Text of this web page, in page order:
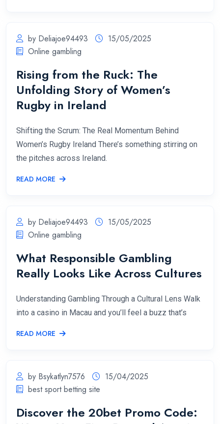
by Deliajoe94493
15/05/2025
Online gambling
Rising from the Ruck: The
Unfolding Story of Women’s
Rugby in Ireland
Shifting the Scrum: The Real Momentum Behind
Women’s Rugby Ireland There’s something stirring on
the pitches across Ireland.
READ MORE
by Deliajoe94493
15/05/2025
Online gambling
What Responsible Gambling
Really Looks Like Across Cultures
Understanding Gambling Through a Cultural Lens Walk
into a casino in Macau and you’ll feel a buzz that’s
READ MORE
by Bsykatlyn7576
15/04/2025
best sport betting site
Discover the 20bet Promo Code: